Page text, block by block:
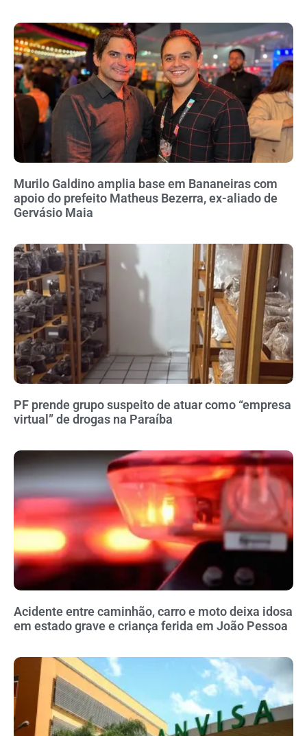
Murilo Galdino amplia base em Bananeiras com
apoio do prefeito Matheus Bezerra, ex-aliado de
Gervásio Maia
PF prende grupo suspeito de atuar como “empresa
virtual” de drogas na Paraíba
Acidente entre caminhão, carro e moto deixa idosa
em estado grave e criança ferida em João Pessoa